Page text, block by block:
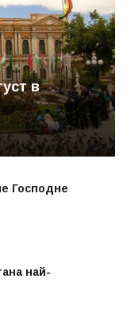
в
Господне
най-